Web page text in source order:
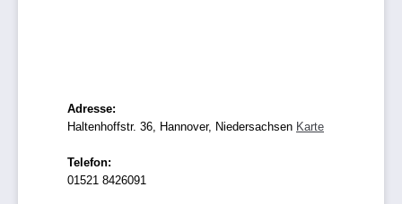
Adresse:
Haltenhoffstr. 36, Hannover, Niedersachsen Karte
Telefon:
01521 8426091